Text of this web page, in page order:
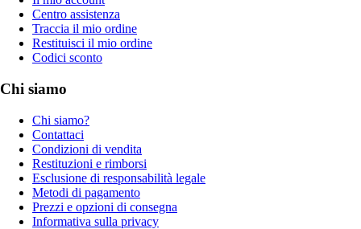
Centro assistenza
Traccia il mio ordine
Restituisci il mio ordine
Codici sconto
Chi siamo
Chi siamo?
Contattaci
Condizioni di vendita
Restituzioni e rimborsi
Esclusione di responsabilità legale
Metodi di pagamento
Prezzi e opzioni di consegna
Informativa sulla privacy